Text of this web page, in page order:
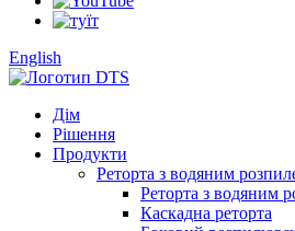
English
Дім
Рішення
Продукти
Реторта з водяним
Реторта з водяним
Каскадна реторта